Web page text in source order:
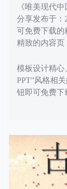
《唯美现代
分享发布于：
可免费下载的
精致的内容页
模板设计精心
PPT”风格相
钮即可免费下